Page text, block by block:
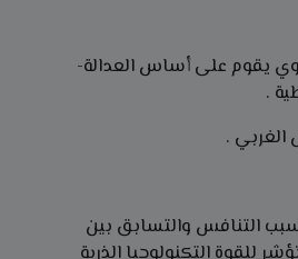
يقوم على أساس العدالة-
.
الغربي .
التنافس والتسابق بين